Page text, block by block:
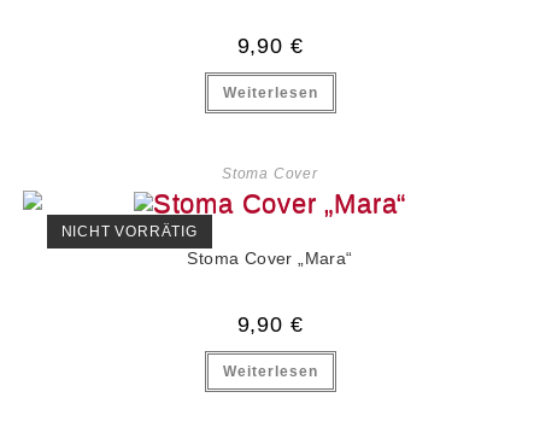
9,90 €
Weiterlesen
Stoma Cover
NICHT VORRÄTIG
Stoma Cover „Mara“
9,90 €
Weiterlesen